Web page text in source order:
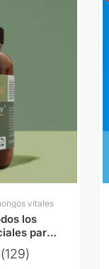
vitales
los
para
(129)